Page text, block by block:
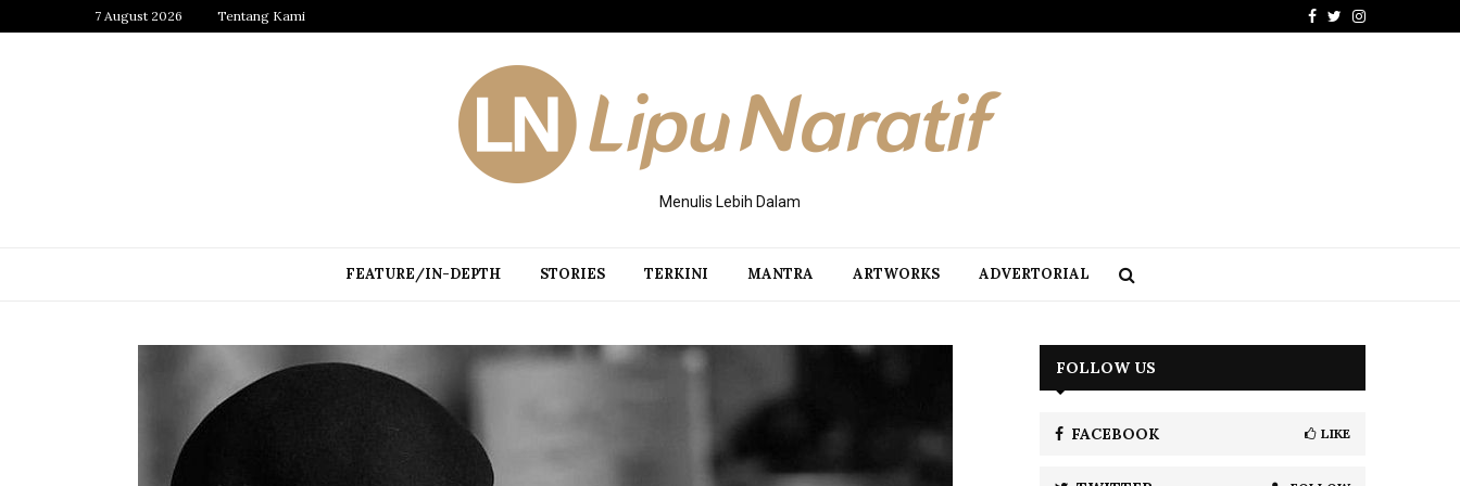
7 August 2026 Tentang Kami Facebook
Twitter
Instagram
Menulis Lebih Dalam
FEATURE/IN-DEPTH STORIES TERKINI MANTRA ARTWORKS ADVERTORIAL
FOLLOW US
FACEBOOK LIKE